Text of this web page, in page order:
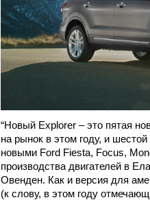
“Новый Explorer – это пятая
на рынок в этом году, и
новыми Ford Fiesta, Focus,
производства двигателей в
Овенден. Как и версия для
(к слову, в этом году